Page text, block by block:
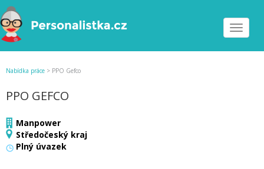
Toggle
Nabídka práce > PPO Gefco
PPO GEFCO
Manpower
Středočeský kraj
Plný úvazek